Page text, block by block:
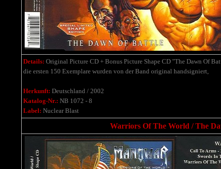
Details: Original Picture CD + Bonus Picture Shape CD "The Dawn Of
die ersten 150 Exemplare wurden von der Band original handsigniert,
Herkunft: Deutschland / 2002
Katalog-Nr.: NB 1072 - 8
Label: Nuclear Blast
Warriors Of The World / The